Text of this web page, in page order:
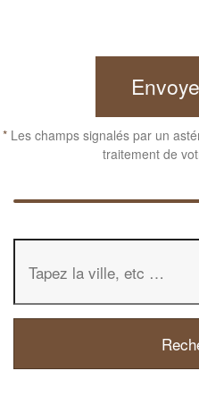
*Les champs signalés par un
traitement de